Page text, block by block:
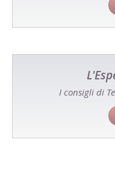
I consigli di